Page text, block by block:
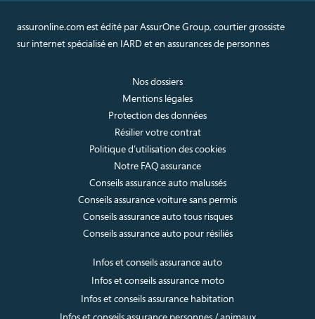
assuronline.com est édité par AssurOne Group, courtier grossiste
sur internet spécialisé en IARD et en assurances de personnes
Nos dossiers
Mentions légales
Protection des données
Résilier votre contrat
Politique d’utilisation des cookies
Notre FAQ assurance
Conseils assurance auto malussés
Conseils assurance voiture sans permis
Conseils assurance auto tous risques
Conseils assurance auto pour résiliés
Infos et conseils assurance auto
Infos et conseils assurance moto
Infos et conseils assurance habitation